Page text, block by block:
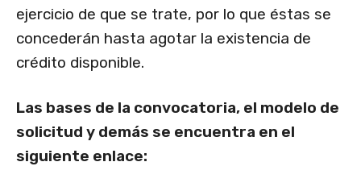
ejercicio de que se trate, por lo que éstas se
concederán hasta agotar la existencia de
crédito disponible.
Las bases de la convocatoria, el modelo de
solicitud y demás se encuentra en el
siguiente enlace: